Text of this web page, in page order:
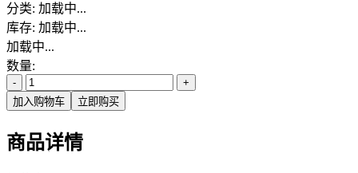
分类: 加载中...
库存: 加载中...
加载中...
数量:
-
+
加入购物车
立即购买
商品详情